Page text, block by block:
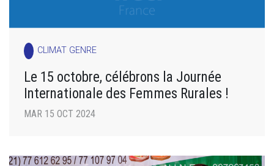
CLIMAT GENRE
Le 15 octobre, célébrons la Journée
Internationale des Femmes Rurales !
MAR 15 OCT 2024